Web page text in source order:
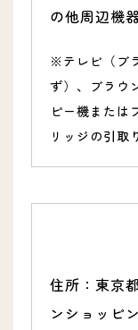
の他周辺機
※テレビ（ブ
ず）、ブラウ
ピー機または
リッジの引取
住所：東京
ンショッピ